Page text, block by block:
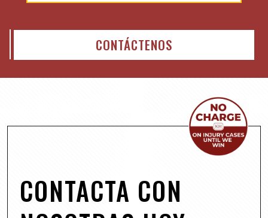
CONTÁCTENOS
CONTACTA CON